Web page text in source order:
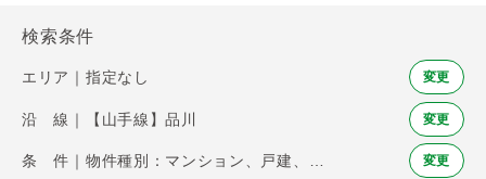
検索条件
エリア｜指定なし 変更
沿 線｜【山手線】品川 変更
変更